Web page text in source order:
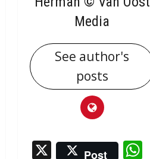
Media
See author's
posts
X Post